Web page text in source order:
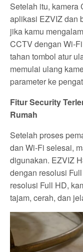
Setelah itu, kamera
aplikasi EZVIZ dan
jika kamu
CCTV dengan Wi-
tahan tombol atur
memulai ulang
parameter ke
Fitur Security
Rumah
Setelah proses
dan Wi-Fi selesai,
digunakan. EZVIZ
dengan resolusi
resolusi Full HD,
tajam, cerah, dan